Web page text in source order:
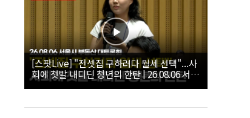
[스팟Live] "전셋집 구하려다 월세 선택"...사
회에 첫발 내디딘 청년의 한탄 | 26.08.06 서울
시 부동산 대토론회